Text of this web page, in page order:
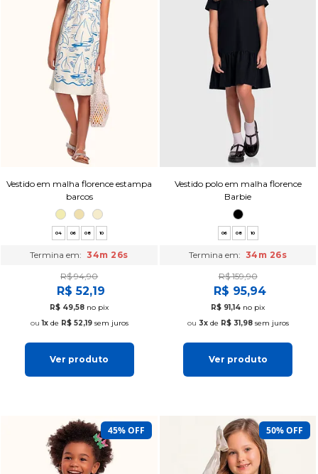
Vestido em malha florence estampa
barcos
04 06 08 10
Termina em: 34m 25s
R$ 94,90
R$ 52,19
R$ 49,58 no pix
1xde R$ 52,19sem juros
Ver produto
Vestido polo em malha florence
Barbie
06 08 10
Termina em: 34m 25s
R$ 159,90
R$ 95,94
R$ 91,14 no pix
3xde R$ 31,98sem juros
Ver produto
45% OFF 50% OFF